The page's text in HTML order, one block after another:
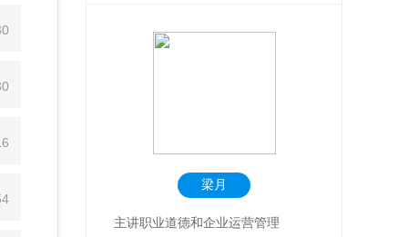
梁月
主讲职业道德和企业运营管理